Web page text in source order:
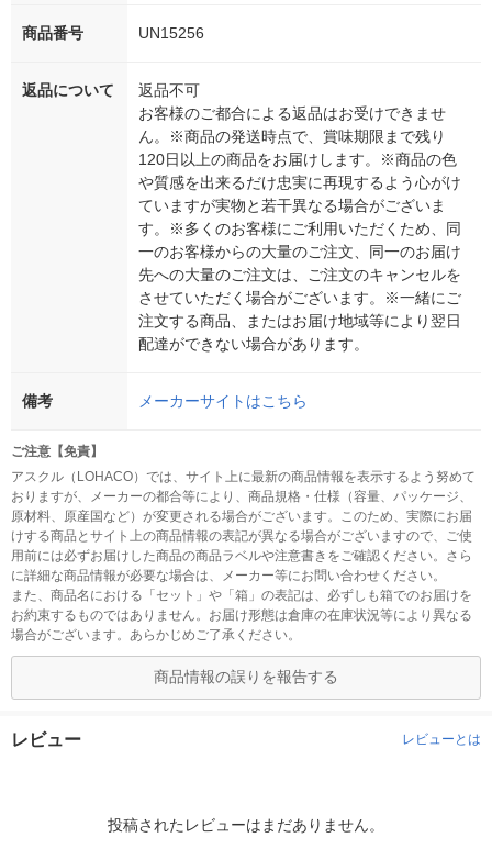
商品番号 UN15256
返品について
返品不可
お客様のご都合による返品はお受けできませ
ん。※商品の発送時点で、賞味期限まで残り
120日以上の商品をお届けします。※商品の色
や質感を出来るだけ忠実に再現するよう心がけ
ていますが実物と若干異なる場合がございま
す。※多くのお客様にご利用いただくため、同
一のお客様からの大量のご注文、同一のお届け
先への大量のご注文は、ご注文のキャンセルを
させていただく場合がございます。※一緒にご
注文する商品、またはお届け地域等により翌日
配達ができない場合があります。
備考 メーカーサイトはこちら
ご注意【免責】
アスクル（LOHACO）では、サイト上に最新の商品情報を表示するよう努めて
おりますが、メーカーの都合等により、商品規格・仕様（容量、パッケージ、
原材料、原産国など）が変更される場合がございます。このため、実際にお届
けする商品とサイト上の商品情報の表記が異なる場合がございますので、ご使
用前には必ずお届けした商品の商品ラベルや注意書きをご確認ください。さら
に詳細な商品情報が必要な場合は、メーカー等にお問い合わせください。
また、商品名における「セット」や「箱」の表記は、必ずしも箱でのお届けを
お約束するものではありません。お届け形態は倉庫の在庫状況等により異なる
場合がございます。あらかじめご了承ください。
商品情報の誤りを報告する
レビュー レビューとは
投稿されたレビューはまだありません。